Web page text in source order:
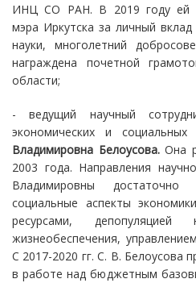
ИНЦ СО РАН. В 2019 году ей
мэра Иркутска за личный
науки, многолетний
награждена почетной
области;
- ведущий научный
экономических и
Владимировна Белоусова.Она
2003 года. Направления
Владимировны
социальные аспекты
ресурсами, депопуляцией
жизнеобеспечения,
С 2017-2020 гг. С. В. Белоусова
в работе над бюджетным